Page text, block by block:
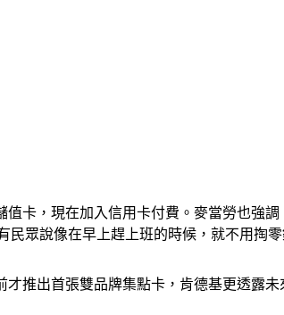
值卡，現在加入信用卡付費。麥當勞也強
民眾說像在早上趕上班的時候，就不用掏
才推出首張雙品牌集點卡，肯德基更透露